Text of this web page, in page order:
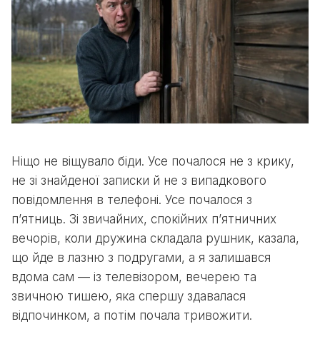
Ніщо не віщувало біди. Усе почалося не з крику,
не зі знайденої записки й не з випадкового
повідомлення в телефоні. Усе почалося з
п’ятниць. Зі звичайних, спокійних п’ятничних
вечорів, коли дружина складала рушник, казала,
що йде в лазню з подругами, а я залишався
вдома сам — із телевізором, вечерею та
звичною тишею, яка спершу здавалася
відпочинком, а потім почала тривожити.